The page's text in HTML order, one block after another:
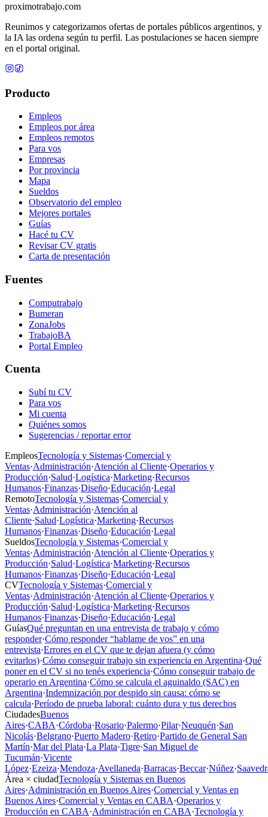
proximotrabajo.com
Reunimos y categorizamos ofertas de portales públicos argentinos, y
la IA las ordena según tu perfil. Las postulaciones se hacen siempre
en el portal original.
Producto
Empleos
Empleos por área
Empleos remotos
Para vos
Empresas
Por provincia
Mapa
Sueldos
Observatorio del empleo
Mejores portales
Guías
Hacé tu CV
Revisar CV gratis
Carta de presentación
Fuentes
Computrabajo
Bumeran
ZonaJobs
TrabajoBA
Portal Empleo
Cuenta
Subí tu CV
Para vos
Mi cuenta
Quiénes somos
Sugerencias / reportar error
EmpleosTecnología y Sistemas·Comercial y
Ventas·Administración·Atención al Cliente·Operarios y
Producción·Salud·Logística·Marketing·Recursos
Humanos·Finanzas·Diseño·Educación·Legal
RemotoTecnología y Sistemas·Comercial y
Ventas·Administración·Atención al
Cliente·Salud·Logística·Marketing·Recursos
Humanos·Finanzas·Diseño·Educación·Legal
SueldosTecnología y Sistemas·Comercial y
Ventas·Administración·Atención al Cliente·Operarios y
Producción·Salud·Logística·Marketing·Recursos
Humanos·Finanzas·Diseño·Educación·Legal
CVTecnología y Sistemas·Comercial y
Ventas·Administración·Atención al Cliente·Operarios y
Producción·Salud·Logística·Marketing·Recursos
Humanos·Finanzas·Diseño·Educación·Legal
GuíasQué preguntan en una entrevista de trabajo y cómo
responder·Cómo responder “hablame de vos” en una
entrevista·Errores en el CV que te dejan afuera (y cómo
evitarlos)·Cómo conseguir trabajo sin experiencia en Argentina·Qué
poner en el CV si no tenés experiencia·Cómo conseguir trabajo de
operario en Argentina·Cómo se calcula el aguinaldo (SAC) en
Argentina·Indemnización por despido sin causa: cómo se
calcula·Período de prueba laboral: cuánto dura y tus derechos
CiudadesBuenos
Aires·CABA·Córdoba·Rosario·Palermo·Pilar·Neuquén·San
Nicolás·Belgrano·Puerto Madero·Retiro·Partido de General San
Martín·Mar del Plata·La Plata·Tigre·San Miguel de
Tucumán·Vicente
López·Ezeiza·Mendoza·Avellaneda·Barracas·Beccar·Núñez·
Área × ciudadTecnología y Sistemas en Buenos
Aires·Administración en Buenos Aires·Comercial y Ventas en
Buenos Aires·Comercial y Ventas en CABA·Operarios y
Producción en CABA·Administración en CABA·Tecnología y